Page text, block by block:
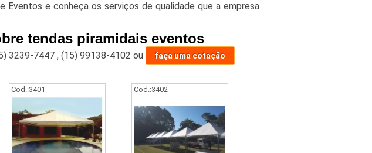
Eventos e conheça os serviços de qualidade que a empresa
tendas piramidais eventos
3239-7447, (15) 99138-4102 ou faça uma cotação
Cod.:3401 Cod.:3402